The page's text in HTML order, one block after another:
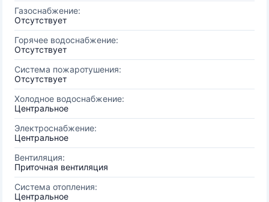
Газоснабжение:
Отсутствует
Горячее водоснабжение:
Отсутствует
Система пожаротушения:
Отсутствует
Холодное водоснабжение:
Центральное
Электроснабжение:
Центральное
Вентиляция:
Приточная вентиляция
Система отопления:
Центральное